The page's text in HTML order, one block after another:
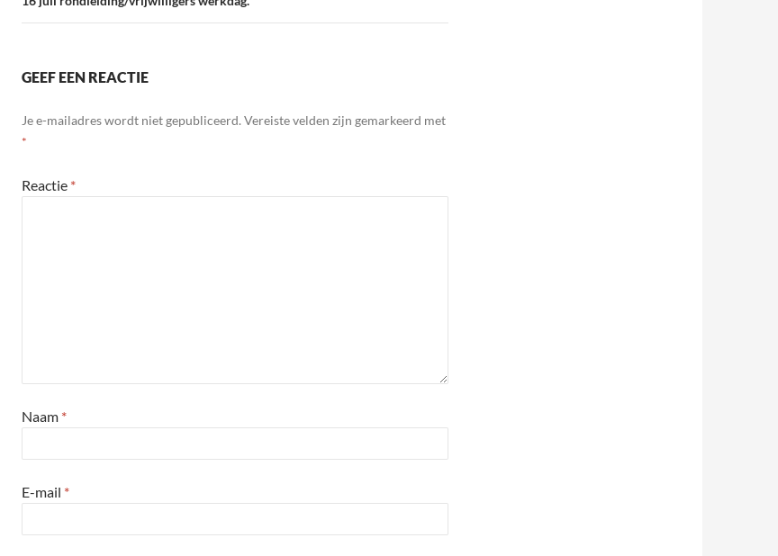
GEEF EEN REACTIE
Je e-mailadres wordt niet gepubliceerd. Vereiste velden zijn gemarkeerd met
*
Reactie *
Naam *
E-mail *